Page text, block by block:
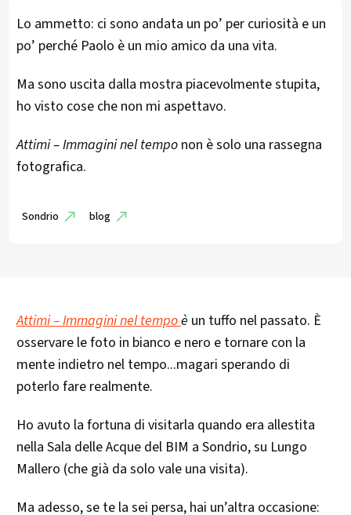
Lo ammetto: ci sono andata un po’ per curiosità e un
po’ perché Paolo è un mio amico da una vita.
Ma sono uscita dalla mostra piacevolmente stupita,
ho visto cose che non mi aspettavo.
Attimi – Immagini nel tempo non è solo una rassegna
fotografica.
Sondrio blog
Attimi – Immagini nel tempoè un tuffo nel passato. È
osservare le foto in bianco e nero e tornare con la
mente indietro nel tempo...magari sperando di
poterlo fare realmente.
Ho avuto la fortuna di visitarla quando era allestita
nella Sala delle Acque del BIM a Sondrio, su Lungo
Mallero (che già da solo vale una visita).
Ma adesso, se te la sei persa, hai un’altra occasione: